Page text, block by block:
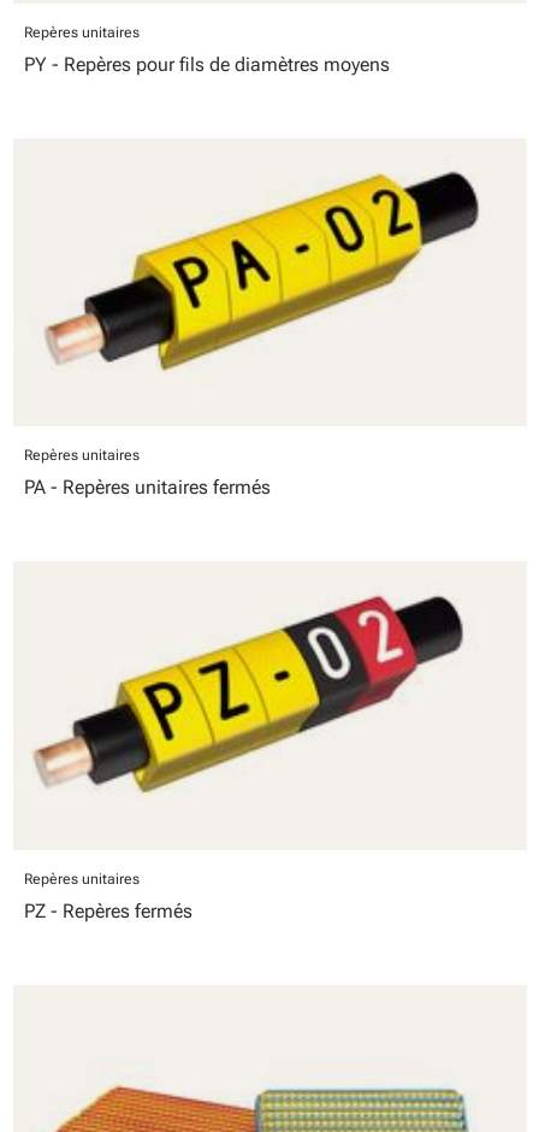
Repères unitaires
PY - Repères pour fils de diamètres moyens
Repères unitaires
PA - Repères unitaires fermés
Repères unitaires
PZ - Repères fermés